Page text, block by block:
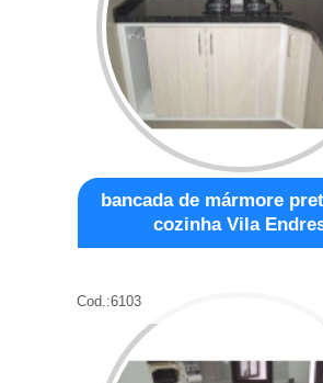
bancada de mármore
cozinha Vila
Cod.:6103